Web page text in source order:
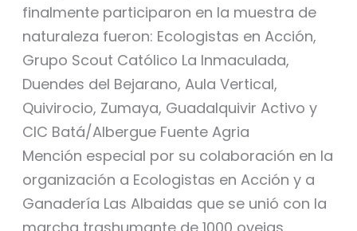
finalmente participaron en la muestra de
naturaleza fueron: Ecologistas en Acción,
Grupo Scout Católico La Inmaculada,
Duendes del Bejarano, Aula Vertical,
Quivirocio, Zumaya, Guadalquivir Activo y
CIC Batá/Albergue Fuente Agria
Mención especial por su colaboración en la
organización a Ecologistas en Acción y a
Ganadería Las Albaidas que se unió con la